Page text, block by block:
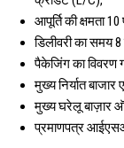
आपूर्ति की क्षमता10
डिलीवरी का समय8
पैकेजिंग का विवरण
मुख्य निर्यात बाजार
मुख्य घरेलू बाज़ार
प्रमाणपत्र